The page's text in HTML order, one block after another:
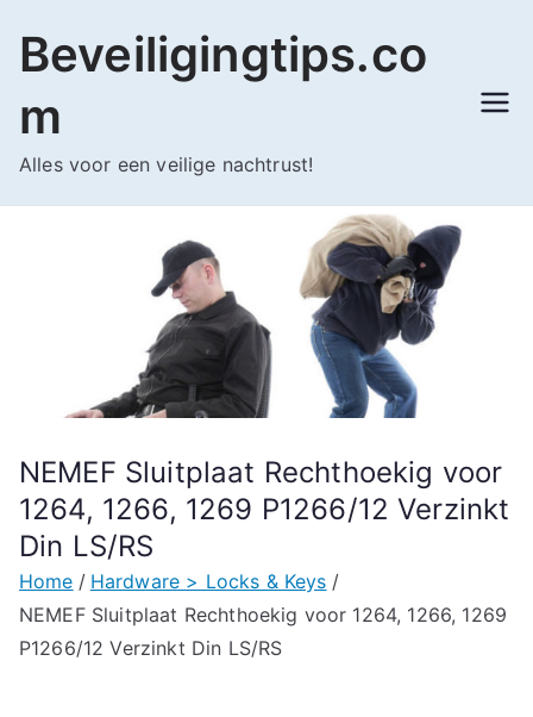
naar
inhoud
Beveiligingtips.co
m
Alles voor een veilige nachtrust!
NEMEF Sluitplaat Rechthoekig voor
1264, 1266, 1269 P1266/12 Verzinkt
Din LS/RS
Home
Hardware > Locks & Keys
NEMEF Sluitplaat Rechthoekig voor 1264, 1266, 1269
P1266/12 Verzinkt Din LS/RS